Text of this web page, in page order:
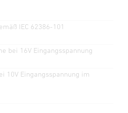
IEC 62386-101
bei 16V Eingangsspannung
10V Eingangsspannung im